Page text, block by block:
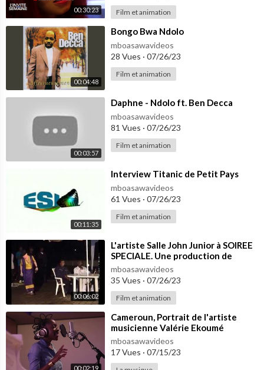
00:30:23 Film et animation
00:04:48
⁣Bongo Bwa Ndolo
mboasawavideos
28 Vues · 07/26/23
Film et animation
00:03:57
⁣Daphne - Ndolo ft. Ben Decca
mboasawavideos
81 Vues · 07/26/23
Film et animation
00:11:35
⁣Interview Titanic de Petit Pays
mboasawavideos
61 Vues · 07/26/23
Film et animation
00:06:02
⁣L'artiste Salle John Junior à SOIREE
SPECIALE. Une production de
mboasawavideos
35 Vues · 07/26/23
Film et animation
00:02:19
⁣Cameroun, Portrait de l'artiste
musicienne Valérie Ekoumé
mboasawavideos
17 Vues · 07/15/23